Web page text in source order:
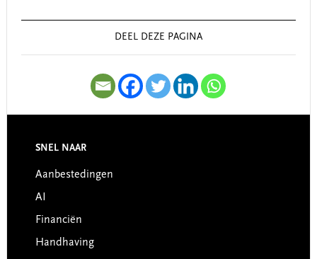
Sidebar
DEEL DEZE PAGINA
Footer
SNEL NAAR
Aanbestedingen
AI
Financiën
Handhaving